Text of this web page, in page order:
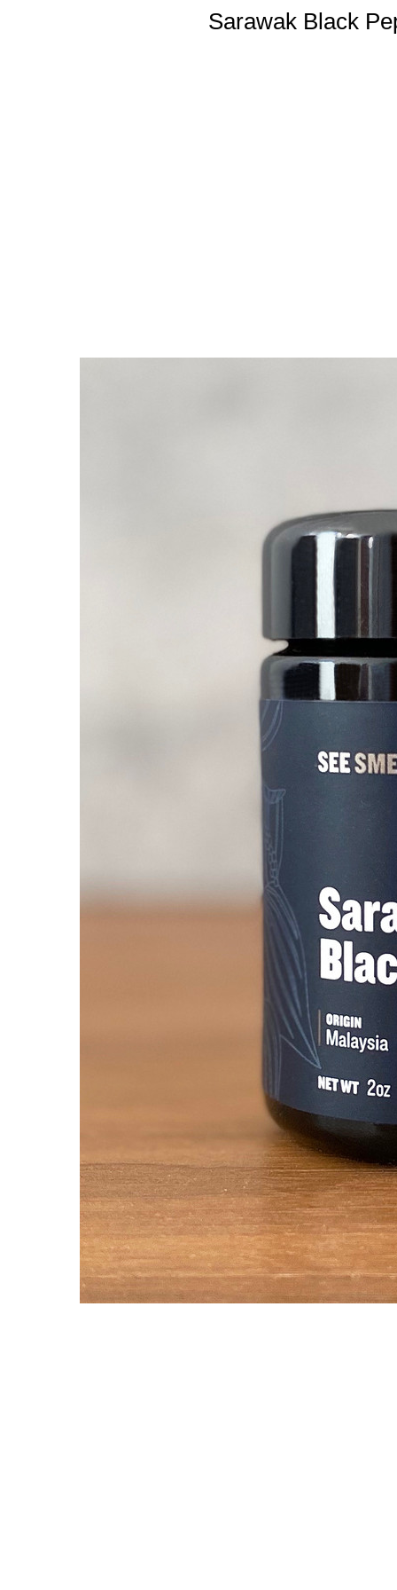
Sarawak Black